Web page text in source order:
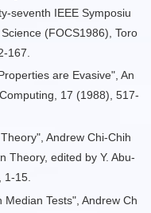
seventh IEEE Symposiu
(FOCS1986), Toro
167.
are Evasive", An
17 (1988), 517-
", Andrew Chi-Chih
Theory, edited by Y. Abu-
1-15.
Tests", Andrew Ch